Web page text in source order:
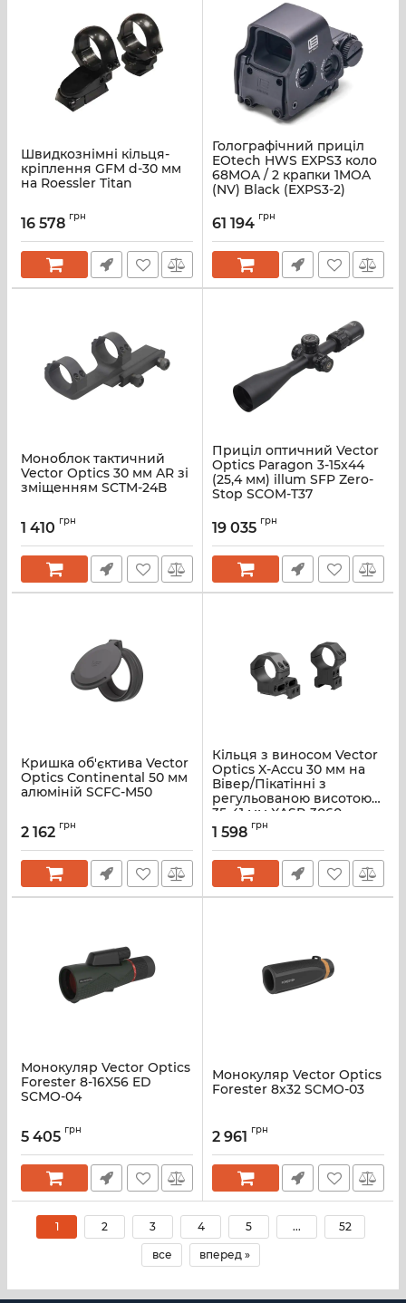
Швидкознімні кільця-
кріплення GFM d-30 мм
на Roessler Titan
16 578 грн
Голографічний приціл
EOtech HWS EXPS3 коло
68MOA / 2 крапки 1MOA
(NV) Black (EXPS3-2)
61 194 грн
Моноблок тактичний
Vector Optics 30 мм AR зі
зміщенням SCTM-24В
1 410 грн
Приціл оптичний Vector
Optics Paragon 3-15x44
(25,4 мм) illum SFP Zero-
Stop SCOM-T37
19 035 грн
Кришка об'єктива Vector
Optics Continental 50 мм
алюміній SCFC-M50
2 162 грн
Кільця з виносом Vector
Optics X-Accu 30 мм на
Вівер/Пікатінні з
регульованою висотою
35-41 мм XASR-3060
1 598 грн
Монокуляр Vector Optics
Forester 8-16X56 ED
SCMO-04
5 405 грн
Монокуляр Vector Optics
Forester 8x32 SCMO-03
2 961 грн
1 2 3 4 5 ... 52
все вперед »